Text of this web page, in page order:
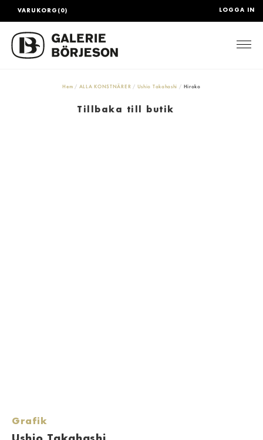
LOGGA IN
VARUKORG(0)
Hem ALLA KONSTNÄRER Ushio Takahashi Hiroko
Tillbaka till butik
Grafik